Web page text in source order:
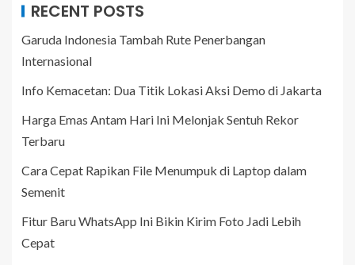
RECENT POSTS
Garuda Indonesia Tambah Rute Penerbangan
Internasional
Info Kemacetan: Dua Titik Lokasi Aksi Demo di Jakarta
Harga Emas Antam Hari Ini Melonjak Sentuh Rekor
Terbaru
Cara Cepat Rapikan File Menumpuk di Laptop dalam
Semenit
Fitur Baru WhatsApp Ini Bikin Kirim Foto Jadi Lebih
Cepat